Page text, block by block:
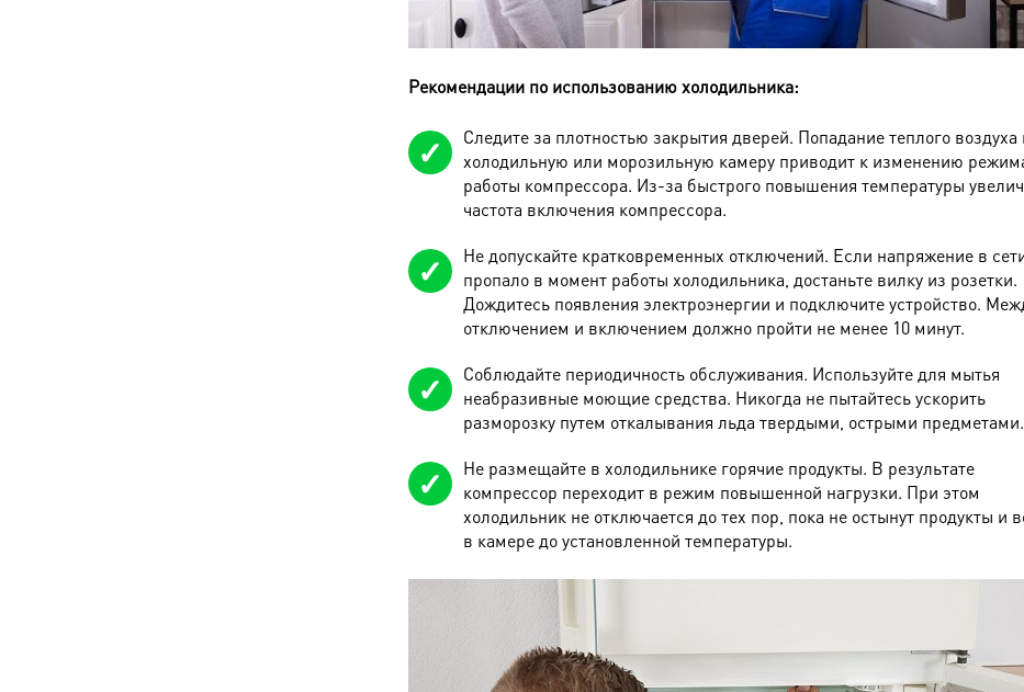
Рекомендации по использованию холодильника:
Следите за плотностью закрытия дверей. Попадание теплого воздуха
холодильную или морозильную камеру приводит к изменению
работы компрессора. Из-за быстрого повышения температуры
частота включения компрессора.
Не допускайте кратковременных отключений. Если напряжение в
пропало в момент работы холодильника, достаньте вилку из розетки.
Дождитесь появления электроэнергии и подключите устройство.
отключением и включением должно пройти не менее 10 минут.
Соблюдайте периодичность обслуживания. Используйте для мытья
неабразивные моющие средства. Никогда не пытайтесь ускорить
разморозку путем откалывания льда твердыми, острыми предметами.
Не размещайте в холодильнике горячие продукты. В результате
компрессор переходит в режим повышенной нагрузки. При этом
холодильник не отключается до тех пор, пока не остынут продукты и
в камере до установленной температуры.